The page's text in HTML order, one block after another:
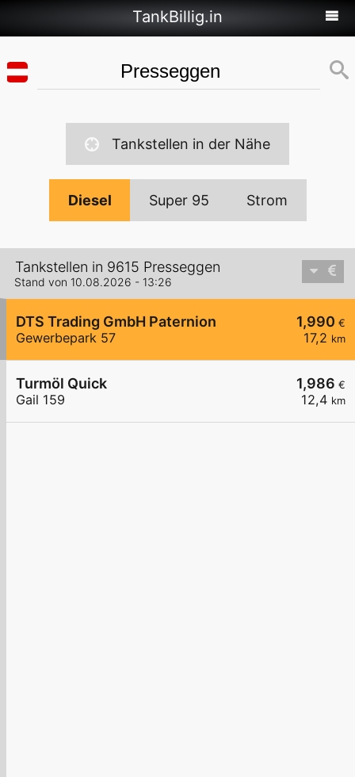
TankBillig.in
Tankstellen in der Nähe
Diesel Super 95 Strom
Tankstellen in 9615 Presseggen
Stand von 10.08.2026 - 13:26
1,990 €
17,2 km
DTS Trading GmbH Paternion
Gewerbepark 57
1,986 €
12,4 km
Turmöl Quick
Gail 159